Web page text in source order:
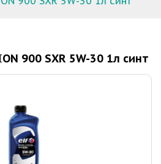
900 SXR 5W-30 1л синт